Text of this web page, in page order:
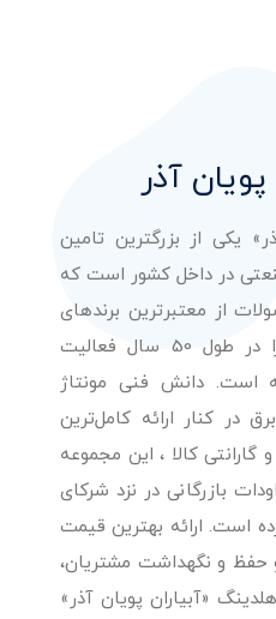
آذر
یکی از بزرگترین تامین
در داخل کشور است که
از معتبرترین برندهای
شناخته شده بین‌المللی را در طول 50 سال فعالیت
است. دانش فنی مونتاژ
در کنار ارائه کامل‌ترین
کالا ، این مجموعه
بازرگانی در نزد شرکای
است. ارائه بهترین قیمت
حفظ و نگهداشت مشتریان،
«آبیاران پویان آذر»